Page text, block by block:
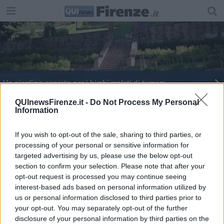
QUInewsFirenze.it - Do Not Process My Personal
Information
If you wish to opt-out of the sale, sharing to third parties, or
processing of your personal or sensitive information for
targeted advertising by us, please use the below opt-out
section to confirm your selection. Please note that after your
opt-out request is processed you may continue seeing
interest-based ads based on personal information utilized by
us or personal information disclosed to third parties prior to
your opt-out. You may separately opt-out of the further
disclosure of your personal information by third parties on the
Un giardino segreto per i bimbi malati di tumore
Il rinascimento del Giardino di Boboli
"Noi pronti a fa rinascere il giardino segreto"
I segreti di re Salomone in Sinagoga
Restauro per la grotta d'acqua al giardino segreto
Il giardino segreto nel cuore di San Niccolò